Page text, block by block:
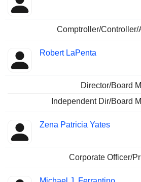
Comptroller/Controller/
Robert LaPenta
Director/Board
Independent Dir/Board
Zena Patricia Yates
Corporate Officer/